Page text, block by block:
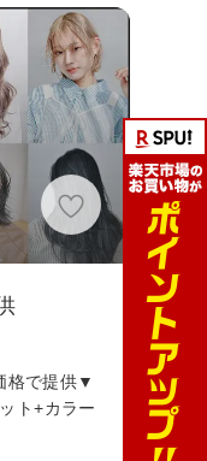
格で提供▼
ト+カラー